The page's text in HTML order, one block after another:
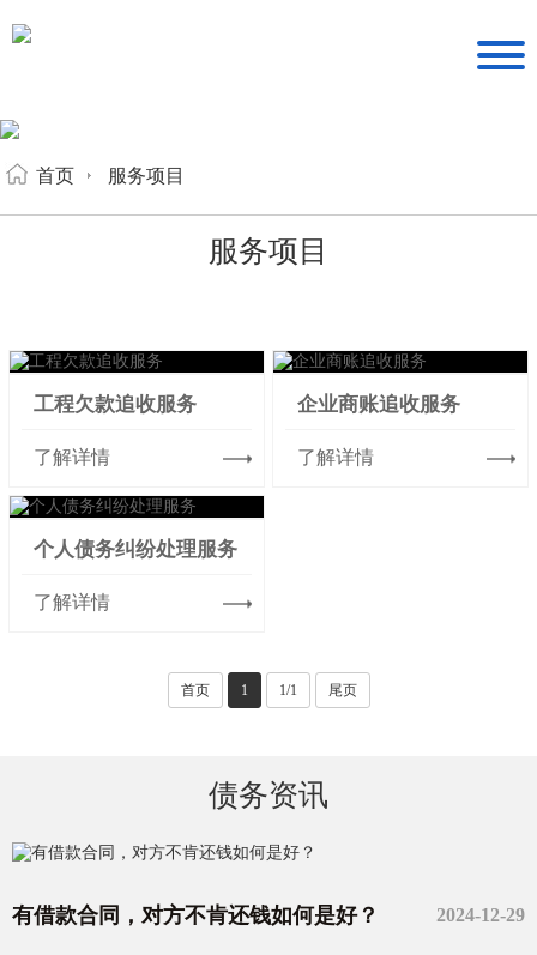
首页 服务项目
服务项目
工程欠款追收服务
了解详情
企业商账追收服务
了解详情
个人债务纠纷处理服务
了解详情
首页 1 1/1 尾页
债务资讯
2024-12-29
有借款合同，对方不肯还钱如何是好？